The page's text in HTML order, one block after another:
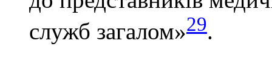
служб загалом»29.